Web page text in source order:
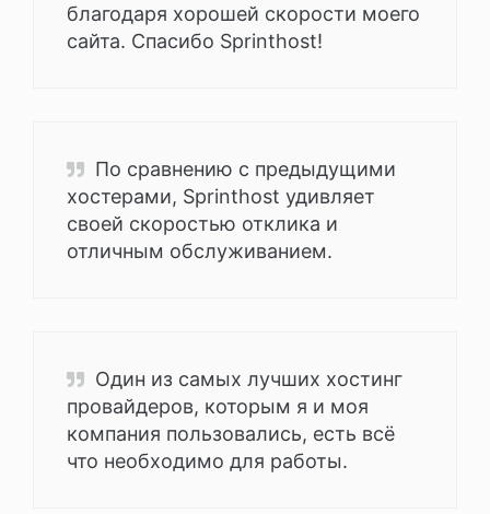
благодаря хорошей скорости моего
сайта. Спасибо Sprinthost!
По сравнению с предыдущими
хостерами, Sprinthost удивляет
своей скоростью отклика и
отличным обслуживанием.
Один из самых лучших хостинг
провайдеров, которым я и моя
компания пользовались, есть всё
что необходимо для работы.